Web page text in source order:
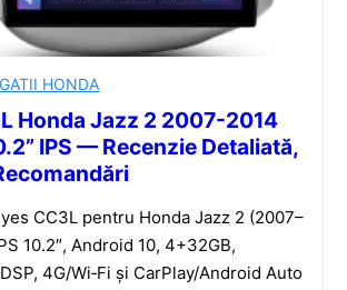
HONDA
Honda Jazz 2 2007-2014
IPS — Recenzie Detaliată,
CC3L pentru Honda Jazz 2 (2007–
10.2″, Android 10, 4+32GB,
4G/Wi‑Fi și CarPlay/Android Auto